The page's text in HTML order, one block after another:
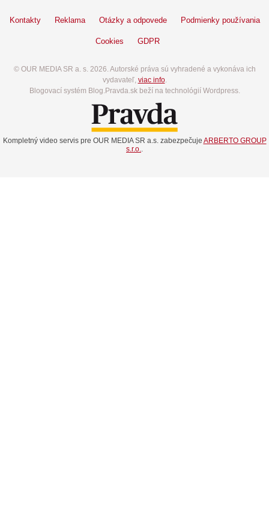
Kontakty Reklama Otázky a odpovede Podmienky používania
Cookies GDPR
© OUR MEDIA SR a. s. 2026. Autorské práva sú vyhradené a vykonáva ich
vydavateľ, viac info.
Blogovací systém Blog.Pravda.sk beží na technológií Wordpress.
Kompletný video servis pre OUR MEDIA SR a.s. zabezpečuje ARBERTO GROUP
s.r.o.